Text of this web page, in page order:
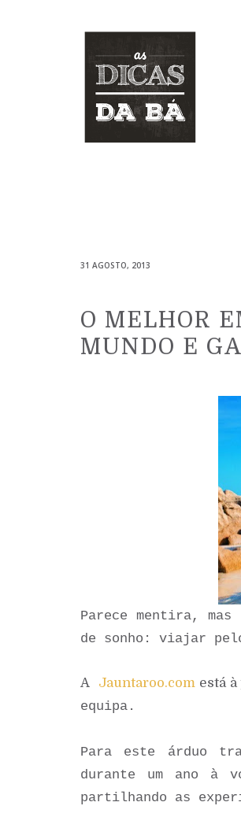
31 AGOSTO, 2013
O MELHOR
MUNDO E
Parece mentira,
de sonho: viajar
A Jauntaroo.comestá à
equipa.
Para este árduo
durante um ano à
partilhando as